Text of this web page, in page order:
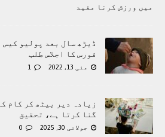
میں ورزش کرنا مفید
ڈيڑھ سال بعد پولیو
فورس کا اجلاس طلب
مئی 13, 2022 1
زیادہ دیر بیٹھ کر کام
گنا کرتا ہے، تحقیق
جولائی 30, 2025 0